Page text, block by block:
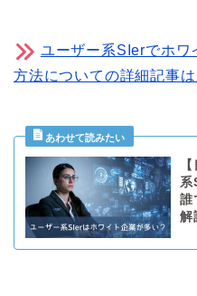
ユーザー系SIerでホワ
方法についての詳細記事は
系
誰
解